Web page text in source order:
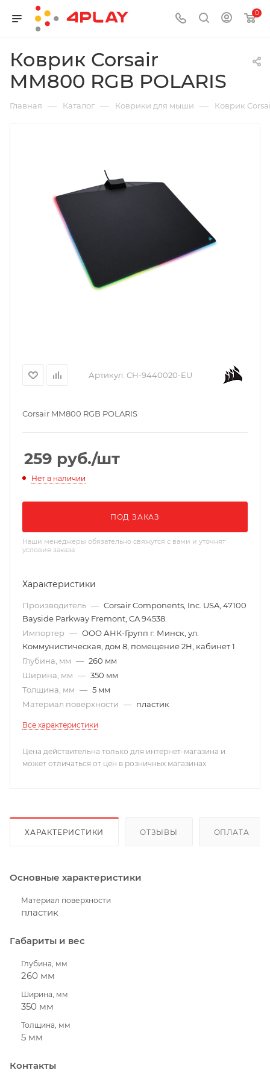
0
Коврик Corsair
MM800 RGB POLARIS
Главная — Каталог — Коврики для мыши — Коврик
Артикул: CH-9440020-EU
Corsair MM800 RGB POLARIS
259 руб./шт
Нет в наличии
ПОД ЗАКАЗ
Наши менеджеры обязательно свяжутся с вами и уточнят
условия заказа
Характеристики
Производитель — Corsair Components, Inc. USA, 47100
Bayside Parkway Fremont, CA 94538.
Импортер — ООО АНК-Групп г. Минск, ул.
Коммунистическая, дом 8, помещение 2Н, кабинет 1
Глубина, мм — 260 мм
Ширина, мм — 350 мм
Толщина, мм — 5 мм
Материал поверхности — пластик
Все характеристики
Цена действительна только для интернет-магазина и
может отличаться от цен в розничных магазинах
ХАРАКТЕРИСТИКИ ОТЗЫВЫ ОПЛАТА
Основные характеристики
Материал поверхности
пластик
Габариты и вес
Глубина, мм
260 мм
Ширина, мм
350 мм
Толщина, мм
5 мм
Контакты